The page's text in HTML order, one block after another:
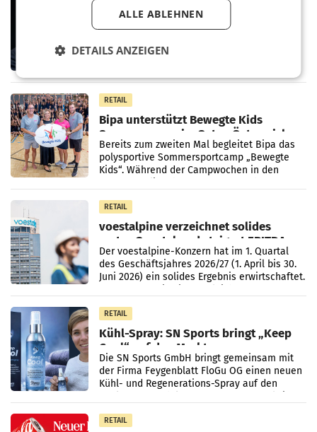
Stiftungsrat Lederer wehrt sich in
den SN gegen Vorwürfe
ORF. Am Dienstag soll im Stiftungsrat über
vorgeschlagenen Besetzungen für die
RETAIL
Bipa unterstützt Bewegte Kids
Sommercamps im Osten Österreichs
Bereits zum zweiten Mal begleitet Bipa das
polysportive Sommersportcamp „Bewegte
Kids“. Während der Campwochen in den
RETAIL
voestalpine verzeichnet solides
erstes Quartal und steigert EBITDA
Der voestalpine-Konzern hat im 1. Quartal
des Geschäftsjahres 2026/27 (1. April bis 30.
Juni 2026) ein solides Ergebnis erwirtschaftet.
RETAIL
Kühl-Spray: SN Sports bringt „Keep
Cool“ auf den Markt
Die SN Sports GmbH bringt gemeinsam mit
der Firma Feygenblatt FloGu OG einen neuen
Kühl- und Regenerations-Spray auf den
RETAIL
ALLE ABLEHNEN
DETAILS ANZEIGEN